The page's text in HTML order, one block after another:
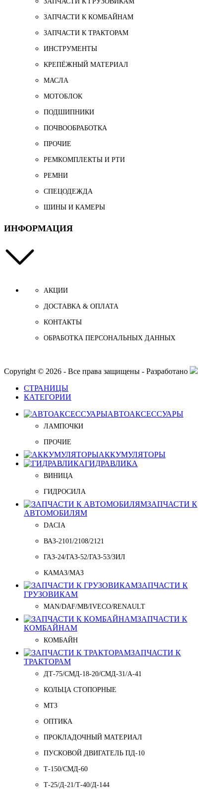
ЗАПЧАСТИ К КОМБАЙНАМ
ЗАПЧАСТИ К ТРАКТОРАМ
ИНСТРУМЕНТЫ
КРЕПЁЖНЫЙ МАТЕРИАЛ
МАСЛА
МОТОБЛОК
ПОДШИПНИКИ
ПОЧВООБРАБОТКА
ПРОЧИЕ
РЕМКОМПЛЕКТЫ И РТИ
РЕМНИ
СПЕЦОДЕЖДА
ШИНЫ И КАМЕРЫ
ИНФОРМАЦИЯ
АКЦИИ
ДОСТАВКА & ОПЛАТА
КОНТАКТЫ
ОБРАБОТКА ПЕРСОНАЛЬНЫХ ДАННЫХ
Copyright © 2026 - Все права защищены - Разработано
СТРАНИЦЫ
КАТЕГОРИИ
АВТОАКСЕССУАРЫ
ЛАМПОЧКИ
ПРОЧИЕ
АККУМУЛЯТОРЫ
ГИДРАВЛИКА
ВИНИЦА
ГИДРОСИЛА
ЗАПЧАСТИ К
АВТОМОБИЛЯМ
DACIA
ВАЗ-2101/2108/2121
ГАЗ-24/ГАЗ-52/ГАЗ-53/ЗИЛ
КАМАЗ/МАЗ
ЗАПЧАСТИ К
ГРУЗОВИКАМ
MAN/DAF/MB/IVECO/RENAULT
ЗАПЧАСТИ К
КОМБАЙНАМ
КОМБАЙН
ЗАПЧАСТИ К
ТРАКТОРАМ
ДТ-75/СМД-18-20/СМД-31/A-41
КОЛЬЦА СТОПОРНЫЕ
МТЗ
ОПТИКА
ПРОКЛАДОЧНЫЙ МАТЕРИАЛ
ПУСКОВОЙ ДВИГАТЕЛЬ ПД-10
Т-150/СМД-60
Т-25/Д-21/Т-40/Д-144